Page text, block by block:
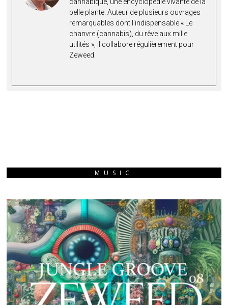
belle plante. Auteur de plusieurs ouvrages
remarquables dont l'indispensable « Le
chanvre (cannabis), du rêve aux mille
utilités », il collabore régulièrement pour
Zeweed.
MUSIC